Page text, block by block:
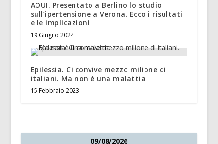
AOUI. Presentato a Berlino lo studio
sull’ipertensione a Verona. Ecco i risultati
e le implicazioni
19 Giugno 2024
Epilessia. Ci convive mezzo milione di
italiani. Ma non è una malattia
15 Febbraio 2023
09/08/2026